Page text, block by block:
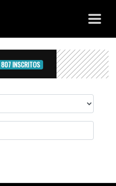
807 INSCRITOS